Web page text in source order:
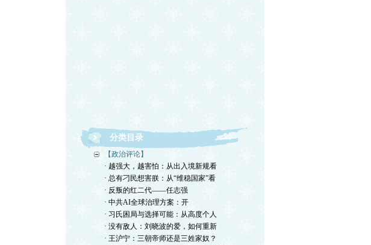
分类目录
【政治评论】
· 越强大，越害怕：从出入境新规看
· 总有刁民想害朕：从“维稳国家”看
· 反叛的红二代——任志强
· ​中共AI全球治理方案：开
· 习氏困局与选择可能：从高度个人
· 没有敌人：刘晓波的爱，如何重新
· 王沪宁：三朝帝师还是三姓家奴？